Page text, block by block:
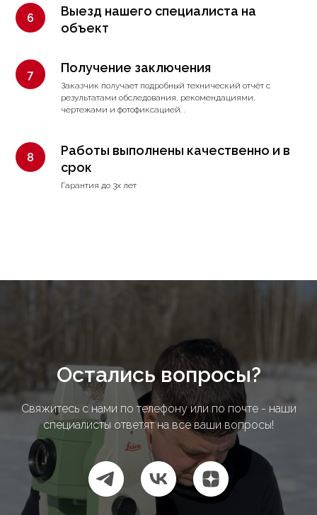
Выезд нашего специалиста на
объект
Получение заключения
Заказчик получает подробный технический отчёт с
результатами обследования, рекомендациями,
чертежами и фотофиксацией. .
Работы выполнены качественно и в
срок
Гарантия до 3х лет
Остались вопросы?
Свяжитесь с нами по телефону или по почте - наши
специалисты ответят на все ваши вопросы!